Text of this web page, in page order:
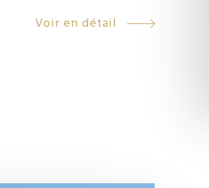
Voir en détail